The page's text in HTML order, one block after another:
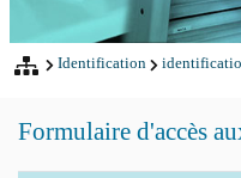
Identification
Formulaire d'accès